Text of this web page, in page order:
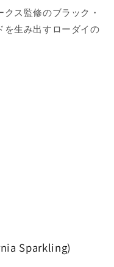
ス監修のブラック・
を生み出すローダイの
Sparkling)